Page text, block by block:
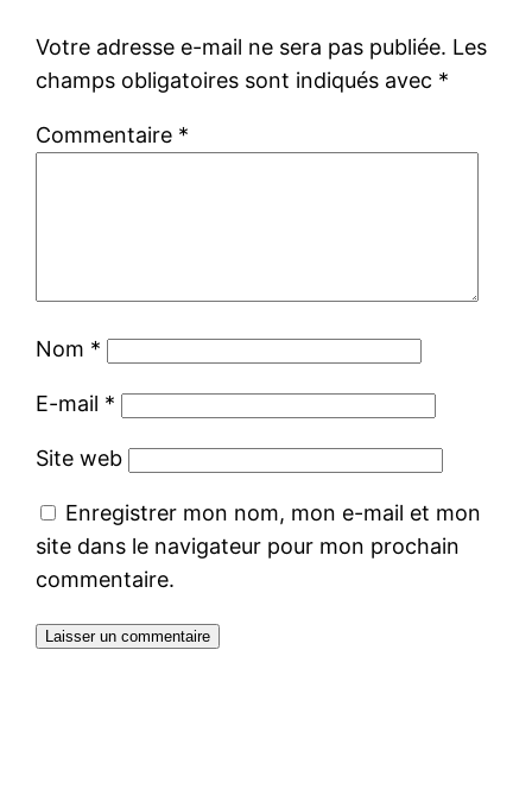
Votre adresse e-mail ne sera pas publiée. Les
champs obligatoires sont indiqués avec *
Commentaire *
Nom *
E-mail *
Site web
Enregistrer mon nom, mon e-mail et mon
site dans le navigateur pour mon prochain
commentaire.